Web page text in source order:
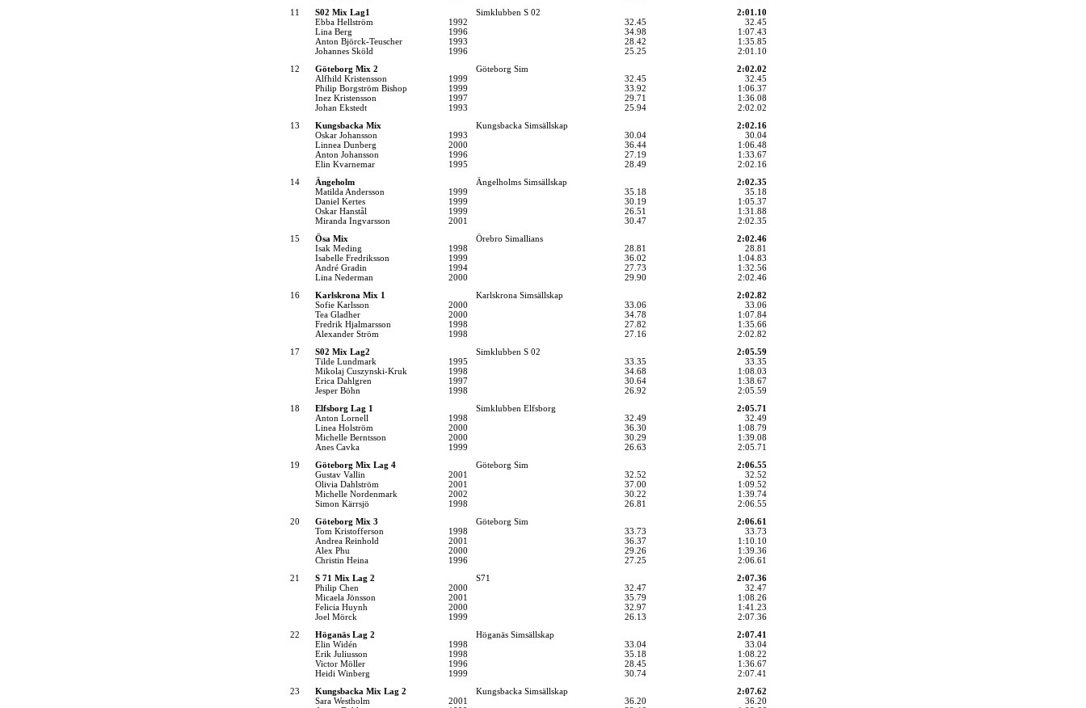
11
S02 Mix Lag1 Simklubben S 02
2:01.10
Ebba Hellström
1992 32.45
32.45
Lina Berg
1996 34.98
1:07.43
Anton Björck-Teuscher
1993 28.42
1:35.85
Johannes Sköld
1996 25.25
2:01.10
12
Göteborg Mix 2 Göteborg Sim
2:02.02
Alfhild Kristensson
1999 32.45
32.45
Philip Borgström Bishop
1999 33.92
1:06.37
Inez Kristensson
1997 29.71
1:36.08
Johan Ekstedt
1993 25.94
2:02.02
13
Kungsbacka Mix Kungsbacka Simsällskap
2:02.16
Oskar Johansson
1993 30.04
30.04
Linnea Dunberg
2000 36.44
1:06.48
Anton Johansson
1996 27.19
1:33.67
Elin Kvarnemar
1995 28.49
2:02.16
14
Ängeholm Ängelholms Simsällskap
2:02.35
Matilda Andersson
1999 35.18
35.18
Daniel Kertes
1999 30.19
1:05.37
Oskar Hanstål
1999 26.51
1:31.88
Miranda Ingvarsson
2001 30.47
2:02.35
15
Ösa Mix Örebro Simallians
2:02.46
Isak Meding
1998 28.81
28.81
Isabelle Fredriksson
1999 36.02
1:04.83
André Gradin
1994 27.73
1:32.56
Lina Nederman
2000 29.90
2:02.46
16
Karlskrona Mix 1 Karlskrona Simsällskap
2:02.82
Sofie Karlsson
2000 33.06
33.06
Tea Gladher
2000 34.78
1:07.84
Fredrik Hjalmarsson
1998 27.82
1:35.66
Alexander Ström
1998 27.16
2:02.82
17
S02 Mix Lag2 Simklubben S 02
2:05.59
Tilde Lundmark
1995 33.35
33.35
Mikolaj Cuszynski-Kruk
1998 34.68
1:08.03
Erica Dahlgren
1997 30.64
1:38.67
Jesper Böhn
1998 26.92
2:05.59
18
Elfsborg Lag 1 Simklubben Elfsborg
2:05.71
Anton Lornell
1998 32.49
32.49
Linea Holström
2000 36.30
1:08.79
Michelle Berntsson
2000 30.29
1:39.08
Anes Cavka
1999 26.63
2:05.71
19
Göteborg Mix Lag 4 Göteborg Sim
2:06.55
Gustav Vallin
2001 32.52
32.52
Olivia Dahlström
2001 37.00
1:09.52
Michelle Nordenmark
2002 30.22
1:39.74
Simon Kärrsjö
1998 26.81
2:06.55
20
Göteborg Mix 3 Göteborg Sim
2:06.61
Tom Kristofferson
1998 33.73
33.73
Andrea Reinhold
2001 36.37
1:10.10
Alex Phu
2000 29.26
1:39.36
Christin Heina
1996 27.25
2:06.61
21
S 71 Mix Lag 2 S71
2:07.36
Philip Chen
2000 32.47
32.47
Micaela Jönsson
2001 35.79
1:08.26
Felicia Huynh
2000 32.97
1:41.23
Joel Mörck
1999 26.13
2:07.36
22
Höganäs Lag 2 Höganäs Simsällskap
2:07.41
Elin Widén
1998 33.04
33.04
Erik Juliusson
1998 35.18
1:08.22
Victor Möller
1996 28.45
1:36.67
Heidi Winberg
1999 30.74
2:07.41
23
Kungsbacka Mix Lag 2 Kungsbacka Simsällskap
2:07.62
Sara Westholm
2001 36.20
36.20